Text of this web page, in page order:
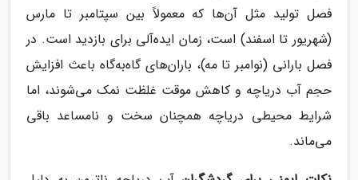
فصل تولید مثل آن‌ها که معمولاً بین سپتامبر تا مارس
(شهریور تا اسفند) است، زمان ایده‌آلی برای بازدید است. در
فصل بارانی (نوامبر تا مه)، باران‌های گاه‌به‌گاه باعث افزایش
حجم آب دریاچه و کاهش موقت غلظت نمک می‌شوند، اما
شرایط محیطی دریاچه همچنان سخت و نامساعد باقی
می‌ماند.